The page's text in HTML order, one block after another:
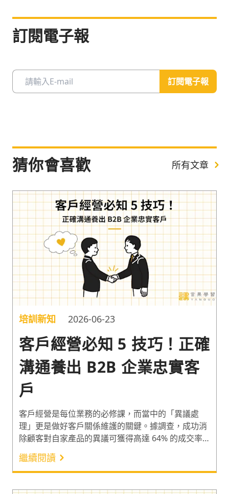
訂閱電子報
訂閱電子報
猜你會喜歡 所有文章
培訓新知 2026-06-23
客戶經營必知 5 技巧！正確
溝通養出 B2B 企業忠實客
戶
客戶經營是每位業務的必修課，而當中的「異議處
理」更是做好客戶關係維護的關鍵。據調查，成功消
除顧客對自家產品的異議可獲得高達 64% 的成交率
¹。此外，B2B（Business to Business）銷售因涉及
買方的多個利害關係人，因此如何在異議溝通上做好
客戶關係維護就更加重要。以下分享業務必知的 5 個
客戶經營技巧，一起用正確溝通養出忠實客戶吧！
繼續閱讀